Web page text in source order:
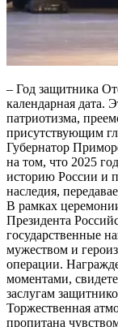
– Год защитника
календарная дата.
патриотизма,
присутствующим
Губернатор
на том, что 2025
историю России и
наследия,
В рамках
Президента
государственные
мужеством и
операции.
моментами,
заслугам
Торжественная
пропитана